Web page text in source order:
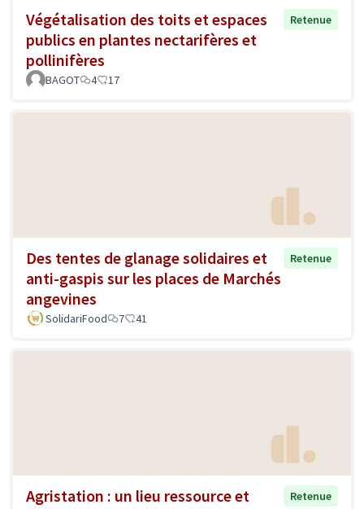
Végétalisation des toits et espaces
publics en plantes nectarifères et
pollinifères
Retenue
BAGOT 4 17
Des tentes de glanage solidaires et
anti-gaspis sur les places de Marchés
angevines
Retenue
SolidariFood 7 41
Agristation : un lieu ressource et
Retenue